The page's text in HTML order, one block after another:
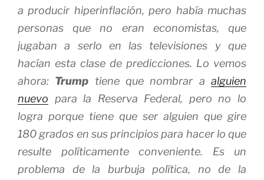
a producir hiperinflación, pero había muchas
personas que no eran economistas, que
jugaban a serlo en las televisiones y que
hacían esta clase de predicciones. Lo vemos
ahora: Trump tiene que nombrar aalguien
nuevo para la Reserva Federal, pero no lo
logra porque tiene que ser alguien que gire
180 grados en sus principios para hacer lo que
resulte políticamente conveniente. Es un
problema de la burbuja política, no de la